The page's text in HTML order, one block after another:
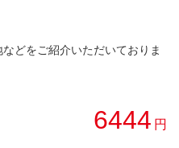
どをご紹介いただいておりま
6444 円